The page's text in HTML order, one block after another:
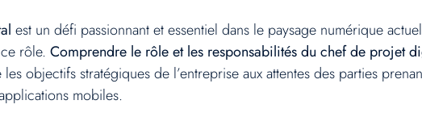
est un défi passionnant et essentiel dans le paysage numérique
rôle. Comprendre le rôle et les responsabilités du chef de projet
objectifs stratégiques de l’entreprise aux attentes des parties
mobiles.